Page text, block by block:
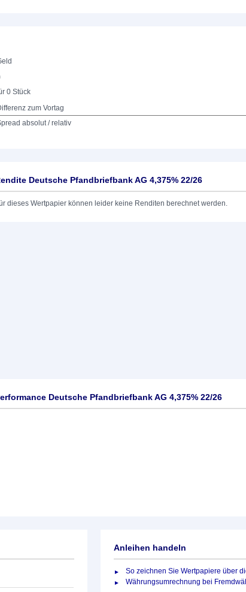
0 Stück
zum Vortag
absolut / relativ
Deutsche Pfandbriefbank AG 4,375% 22/26
dieses Wertpapier können leider keine Renditen berechnet werden.
Deutsche Pfandbriefbank AG 4,375% 22/26
Anleihen handeln
So zeichnen Sie Wertpapiere über
Währungsumrechnung bei